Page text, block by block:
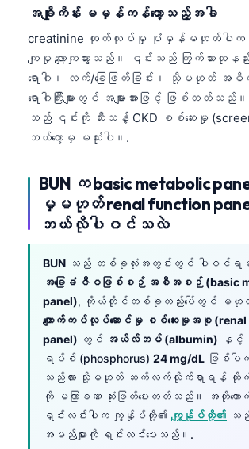
အချိုးကိန်း မမှန်ကန်တော့သည့်အခါ
creatinine ထုတ်လုပ်မှု ပုံမှန်မဟုတ်ပါက
ကျမှု လျော့ကျသွားသည်။ ၎င်းသည် ကြွက်သားထုန
ရောဂါ၊ လက်/ခြေဖြတ်ခြင်း၊ သို့မဟုတ် အဓိ
ရောဂါကြီးများတွင် အများအားဖြင့် ဖြစ်တတ်သ
သည် ၎င်းကို သီးသန့် CKD စစ်ဆေးမှု
ဘယ်တော့မှ မသုံးပါ။.
BUN က basic metabolic
မှမဟုတ် renal function
ဘယ်လိုပါဝင်သလဲ
BUN သည် တစ်ခုလုံးအတွင်းတွင် ပါဝင်ရမ
အခြေခံ ဇီဝဖြစ်စဉ် အစီအစဉ် (basic
panel), ကိုယ်တိုင်တစ်ခုတည်းပေါ်တွင် မဟုတ်
ကျောက်ကပ်လုပ်ဆောင်မှု စစ်ဆေးမှုအစု (renal
panel) တွင် အယ်လ်ဘမ် (albumin) နှင့်
ရပ်စ် (phosphorus) 24 mg/dL ဖြစ်ပါ
သည်လား သို့မဟုတ် ဆက်လက်လိုက်ရှာရန် ထို
ကို မကြာခဏ ဆုံးဖြတ်ပေးတတ်သည်။ အတိုကောက်မ
ရှင်းလင်းပါက ကျွန်ုပ်တို့၏ ကျွန်ုပ်တို့၏ သ
အမည်များကို ရှင်းလင်းပေးသည်။.
简体中文
فارسی
Български
Dansk
Nederlands
हिन्दी
Bahasa Indonesia
Íslenska
Српски језик
Bosanski
Azərbaycan dili
日本語
Čeština
ქართული